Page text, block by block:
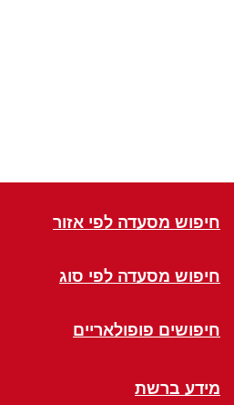
חיפוש מסעדה לפי אזור
חיפוש מסעדה לפי סוג
חיפושים פופולאריים
מידע ברשת